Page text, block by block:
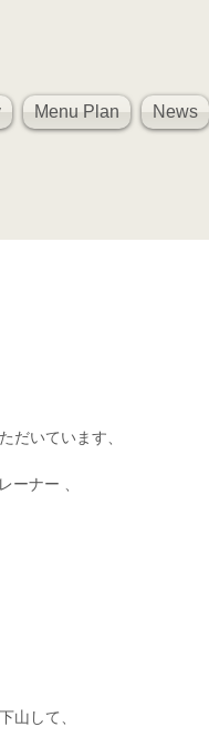
Menu Plan News
だいています、
ーナー 、
山して、